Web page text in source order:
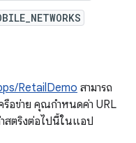
RetailDemo สามารถ
รือข่าย คุณกำหนดค่า URL
าสตริงต่อไปนี้ในแอป